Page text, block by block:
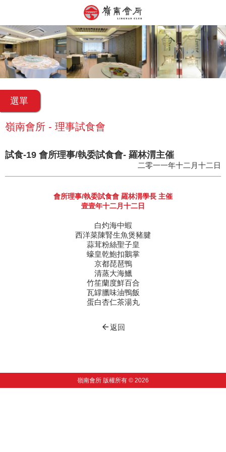
選單
嶺南會所 - 理事試食會
試食-19 會所理事/執委試食會- 羅林渭主催
二零一一年十二月十二日
會所理事/執委試食會 羅林渭學長 主催
壹壹年十二月十二日
白灼海中蝦
西洋菜陳腎生魚煲豬腱
蒜茸粉絲聖子皇
蠔皇乾鮑扣鵝掌
京都琵琶鴨
清蒸大海鱲
竹笙蘭度鮮百合
瓦罉臘味油鴨飯
蛋白杏仁茶湯丸
arrow_back返回
嶺南會所 版權所有 © 2026